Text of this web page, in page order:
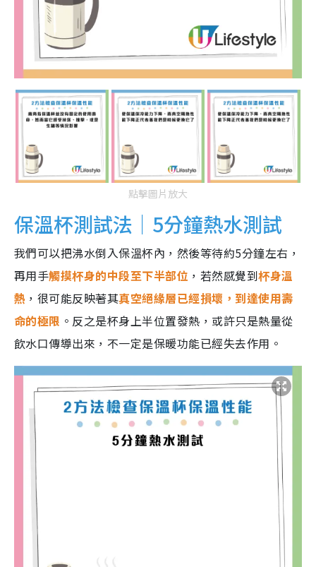
點擊圖片放大
保溫杯測試法｜5分鐘熱水測試
我們可以把沸水倒入保溫杯內，然後等待約5分鐘左右，
再用手觸摸杯身的中段至下半部位 ，若然感覺到杯身溫
熱 ，很可能反映著其真空絕緣層已經損壞，到達使用壽
命的極限 。反之是杯身上半位置發熱，或許只是熱量從
飲水口傳導出來，不一定是保暖功能已經失去作用。